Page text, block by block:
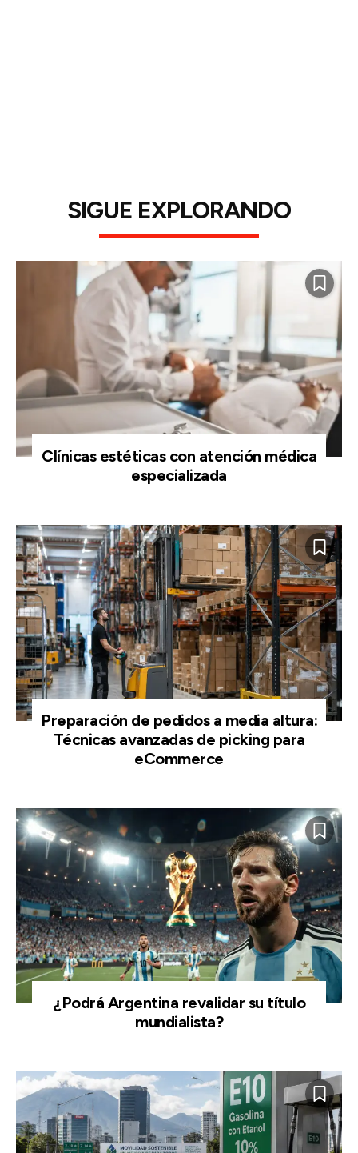
SIGUE EXPLORANDO
Clínicas estéticas con atención médica
especializada
Preparación de pedidos a media altura:
Técnicas avanzadas de picking para
eCommerce
¿Podrá Argentina revalidar su título
mundialista?